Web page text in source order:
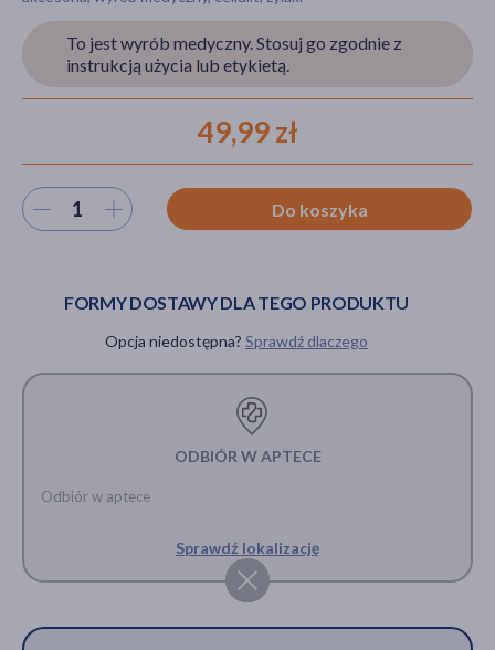
To jest wyrób medyczny. Stosuj go zgodnie z
instrukcją użycia lub etykietą.
49,99 zł
Wybierz ilość Do koszyka
FORMY DOSTAWY DLA TEGO PRODUKTU
Opcja niedostępna? Sprawdź dlaczego
ODBIÓR W APTECE
Odbiór w aptece
Sprawdź lokalizację